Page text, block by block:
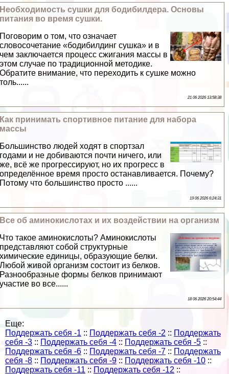
Необходимость сушки для бодибилдера. Основы
питания во время сушки.
Поговорим о том, что означает
словосочетание «бодибилдинг сушка» и в
чем заключается процесс сжигания массы в
этом случае по традиционной методике.
Обратите внимание, что переходить к сушке можно
толь......
21 06 2026 13:58:38
Как принимать спортивное питание для набора
массы
Большинство людей ходят в спортзал
годами и не добиваются почти ничего, или
же, всё же прогрессируют, но их прогресс в
определённое время просто останавливается. Почему?
Потому что большинство просто ......
19 06 2026 6:24:31
Все об аминокислотах и их воздействии на организм
Что такое аминокислоты? Аминокислоты
представляют собой структурные
химические единицы, образующие белки.
Любой живой организм состоит из белков.
Разнообразные формы белков принимают
участие во все......
18 06 2026 20:54:44
Еще:
Поддержать себя -1 :: Поддержать себя -2 :: Поддержать
себя -3 :: Поддержать себя -4 :: Поддержать себя -5 ::
Поддержать себя -6 :: Поддержать себя -7 :: Поддержать
себя -8 :: Поддержать себя -9 :: Поддержать себя -10 ::
Поддержать себя -11 :: Поддержать себя -12 ::